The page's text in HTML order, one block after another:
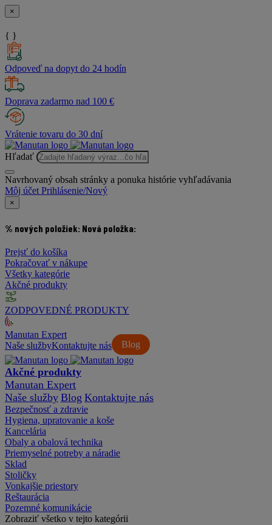
×
{ }
Odpoveď na dopyt do 24 hodín
Doprava zadarmo nad 100 €
Vrátenie tovaru do 30 dní
Hľadať
Navrhovaný obsah stránky a ponuka histórie vyhľadávania
Môj účet Prihlásenie/Nový
×
% nových položiek: Nová položka:
Prejsť do košíka
Pokračovať v nákupe
Všetky kategórie
Akčné produkty
ZODPOVEDNÉ PRODUKTY
Manutan Expert
Naše služby
Blog
Kontaktujte nás
Akčné produkty
Manutan Expert
Naše služby Blog Kontaktujte nás
Bezpečnosť a zdravie
Hygiena, upratovanie a koše
Kancelária
Obaly a obalová technika
Priemyselné potreby a náradie
Sklad
Stoličky
Vonkajšie priestory
Reštaurácia
Pozemné komunikácie
Zobraziť všetko v tejto kategórii